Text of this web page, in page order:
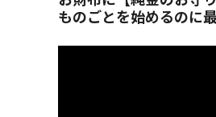
ものごとを始めるのに